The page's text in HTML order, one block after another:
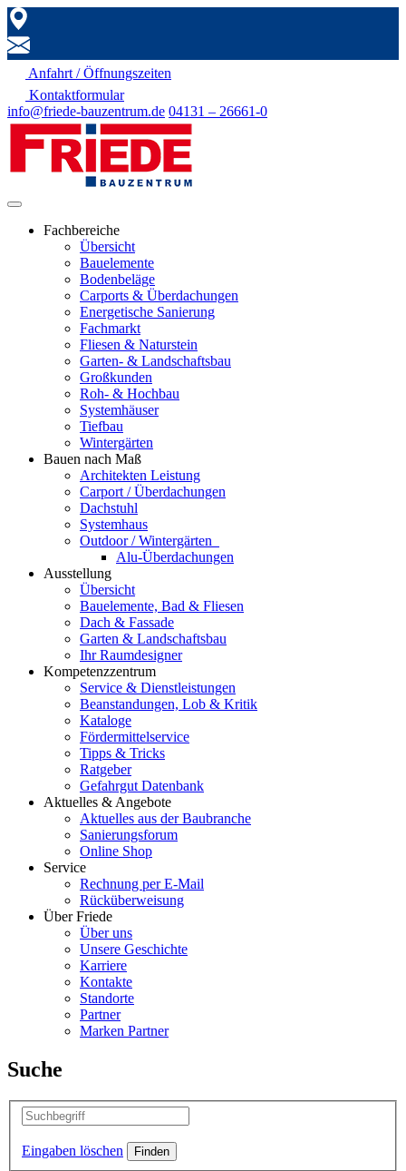
Anfahrt / Öffnungszeiten
Kontaktformular
info@friede-bauzentrum.de 04131 – 26661-0
Fachbereiche
Übersicht
Bauelemente
Bodenbeläge
Carports & Überdachungen
Energetische Sanierung
Fachmarkt
Fliesen & Naturstein
Garten- & Landschaftsbau
Großkunden
Roh- & Hochbau
Systemhäuser
Tiefbau
Wintergärten
Bauen nach Maß
Architekten Leistung
Carport / Überdachungen
Dachstuhl
Systemhaus
Outdoor / Wintergärten
Alu-Überdachungen
Ausstellung
Übersicht
Bauelemente, Bad & Fliesen
Dach & Fassade
Garten & Landschaftsbau
Ihr Raumdesigner
Kompetenzzentrum
Service & Dienstleistungen
Beanstandungen, Lob & Kritik
Kataloge
Fördermittelservice
Tipps & Tricks
Ratgeber
Gefahrgut Datenbank
Aktuelles & Angebote
Aktuelles aus der Baubranche
Sanierungsforum
Online Shop
Service
Rechnung per E-Mail
Rücküberweisung
Über Friede
Über uns
Unsere Geschichte
Karriere
Kontakte
Standorte
Partner
Marken Partner
Suche
Eingaben löschen